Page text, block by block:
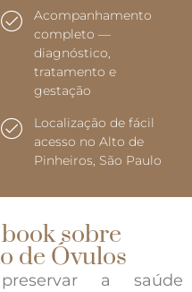
Acompanhamento
completo —
diagnóstico,
tratamento e
gestação
Localização de fácil
acesso no Alto de
Pinheiros, São Paulo
sobre
de Óvulos
a saúde